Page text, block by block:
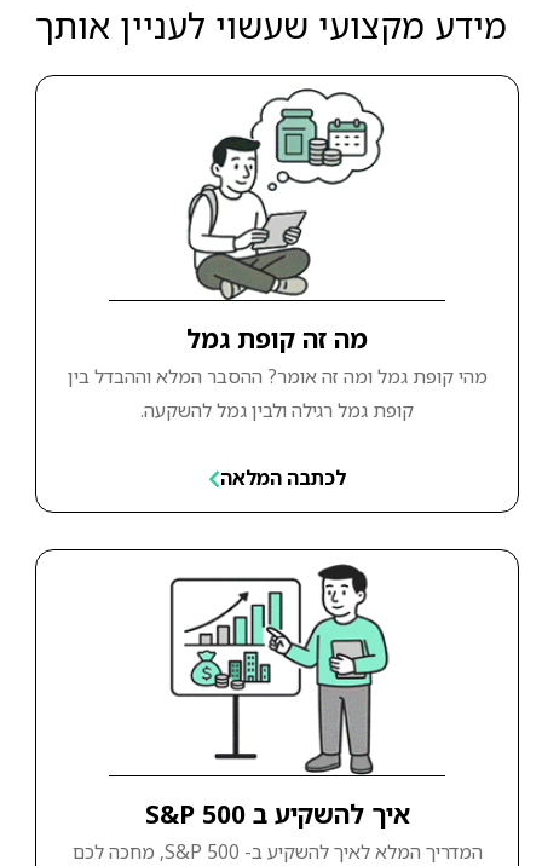
מידע מקצועי שעשוי לעניין אותך
מה זה קופת גמל
מהי קופת גמל ומה זה אומר? ההסבר המלא וההבדל בין
קופת גמל רגילה ולבין גמל להשקעה.
לכתבה המלאה
איך להשקיע ב S&P 500
המדריך המלא לאיך להשקיע ב- S&P 500, מחכה לכם